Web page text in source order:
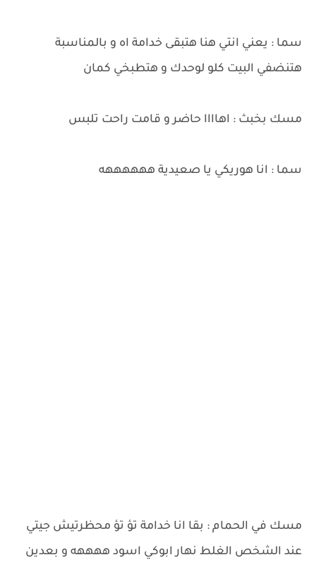
سما : يعني انتي هنا هتبقى خدامة اه و بالمناسبة
هتنضفي البيت كلو لوحدك و هتطبخي كمان
مسك بخبث : اهاااا حاضر و قامت راحت تلبس
سما : انا هوريكي يا صعيدية ههههههه
مسك في الحمام : بقا انا خدامة تؤ تؤ محظرتيش جيتي
عند الشخص الغلط نهار ابوكي اسود ههههه و بعدين